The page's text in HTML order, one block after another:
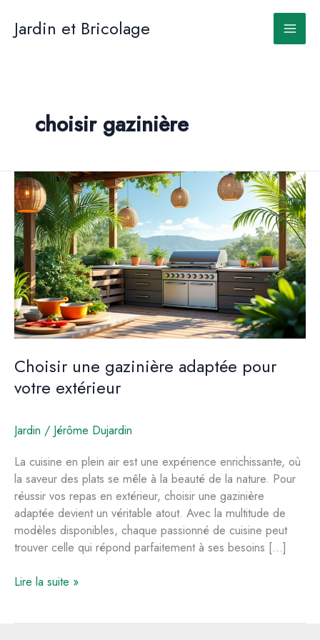
contenu
Jardin et Bricolage
choisir gazinière
Choisir une gazinière adaptée pour
votre extérieur
Jardin / Jérôme Dujardin
La cuisine en plein air est une expérience enrichissante, où
la saveur des plats se mêle à la beauté de la nature. Pour
réussir vos repas en extérieur, choisir une gazinière
adaptée devient un véritable atout. Avec la multitude de
modèles disponibles, chaque passionné de cuisine peut
trouver celle qui répond parfaitement à ses besoins […]
Choisir
Lire la suite »